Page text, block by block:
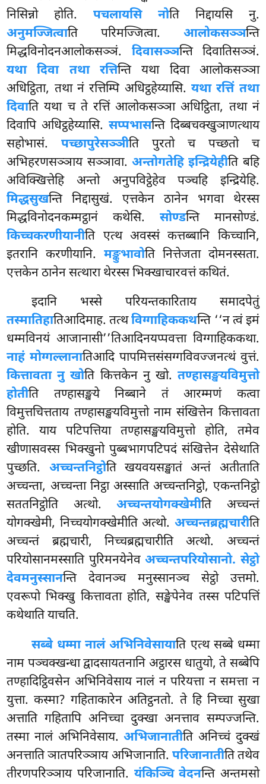
निसिन्नो होति.पचलायसि नोति निद्दायसि नु.
अनुमज्जित्वाति परिमज्जित्वा. आलोकसञ्ञन्ति
मिद्धविनोदनआलोकसञ्ञं. दिवासञ्ञन्ति दिवातिसञ्ञं.
यथा दिवा तथा रत्तिन्ति यथा दिवा आलोकसञ्ञा
अधिट्ठिता, तथा नं रत्तिम्पि अधिट्ठहेय्यासि.यथा रत्तिं तथा
दिवाति यथा च ते रत्तिं आलोकसञ्ञा अधिट्ठिता, तथा नं
दिवापि अधिट्ठहेय्यासि. सप्पभासन्ति दिब्बचक्खुञाणत्थाय
सहोभासं.पच्छापुरेसञ्ञीति पुरतो च पच्छतो च
अभिहरणसञ्ञाय सञ्ञावा. अन्तोगतेहि इन्द्रियेहीति बहि
अविक्खित्तेहि अन्तो अनुपविट्ठेहेव पञ्चहि इन्द्रियेहि.
मिद्धसुखन्ति निद्दासुखं. एत्तकेन ठानेन भगवा थेरस्स
मिद्धविनोदनकम्मट्ठानं कथेसि. सोण्डन्ति मानसोण्डं.
किच्चकरणीयानीति एत्थ अवस्सं कत्तब्बानि किच्चानि,
इतरानि करणीयानि. मङ्कुभावोति नित्तेजता दोमनस्सता.
एत्तकेन ठानेन सत्थारा थेरस्स भिक्खाचारवत्तं कथितं.
इदानि भस्से परियन्तकारिताय समादपेतुं
तस्मातिहातिआदिमाह. तत्थविग्गाहिककथन्ति ‘‘न त्वं इमं
धम्मविनयं आजानासी’’तिआदिनयप्पवत्ता विग्गाहिककथा.
नाहं मोग्गल्लानातिआदि पापमित्तसंसग्गविवज्जनत्थं वुत्तं.
कित्तावता नु खोति कित्तकेन नु खो. तण्हासङ्खयविमुत्तो
होतीति तण्हासङ्खये निब्बाने तं आरम्मणं कत्वा
विमुत्तचित्तताय तण्हासङ्खयविमुत्तो नाम संखित्तेन कित्तावता
होति. याय पटिपत्तिया तण्हासङ्खयविमुत्तो होति, तमेव
खीणासवस्स भिक्खुनो पुब्बभागपटिपदं संखित्तेन देसेथाति
पुच्छति. अच्चन्तनिट्ठोतिखयवयसङ्खातं अन्तं अतीताति
अच्चन्ता, अच्चन्ता निट्ठा अस्साति अच्चन्तनिट्ठो, एकन्तनिट्ठो
सततनिट्ठोति अत्थो.अच्चन्तयोगक्खेमीति अच्चन्तं
योगक्खेमी, निच्चयोगक्खेमीति अत्थो. अच्चन्तब्रह्मचारीति
अच्चन्तं ब्रह्मचारी, निच्चब्रह्मचारीति अत्थो. अच्चन्तं
परियोसानमस्साति पुरिमनयेनेवअच्चन्तपरियोसानो. सेट्ठो
देवमनुस्सानन्ति देवानञ्च मनुस्सानञ्च सेट्ठो उत्तमो.
एवरूपो भिक्खु कित्तावता होति, सङ्खेपेनेव तस्स पटिपत्तिं
कथेथाति याचति.
सब्बे धम्मा नालं अभिनिवेसायाति एत्थ सब्बे धम्मा
नाम पञ्चक्खन्धा द्वादसायतनानि अट्ठारस धातुयो, ते सब्बेपि
तण्हादिट्ठिवसेन अभिनिवेसाय नालं न परियत्ता न समत्ता न
युत्ता. कस्मा? गहिताकारेन अतिट्ठनतो. ते हि निच्चा सुखा
अत्ताति गहितापि अनिच्चा दुक्खा अनत्ताव सम्पज्जन्ति.
तस्मा नालं अभिनिवेसाय.अभिजानातीति अनिच्चं दुक्खं
अनत्ताति ञातपरिञ्ञाय अभिजानाति. परिजानातीति तथेव
तीरणपरिञ्ञाय परिजानाति. यंकिञ्चि वेदनन्ति अन्तमसो